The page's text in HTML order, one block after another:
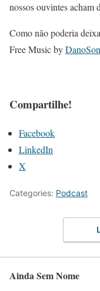
nossos ouvintes acham
Como não poderia
Free Music by
Compartilhe!
Facebook
LinkedIn
X
Categories: Podcast
Ainda Sem Nome